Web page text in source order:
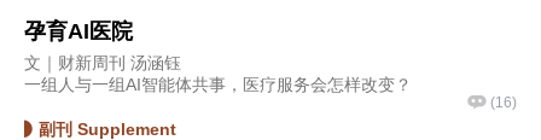
孕育AI医院
文｜财新周刊 汤涵钰
一组人与一组AI智能体共事，医疗服务会怎样改变？
(16)
副刊 Supplement